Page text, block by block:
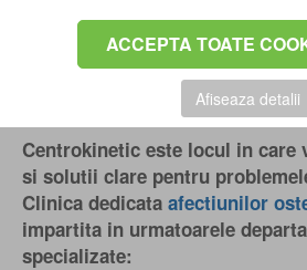
ACCEPTA TOATE
Afiseaza detalii
Centrokinetic este locul in care
si solutii clare pentru
Clinica dedicata afectiunilor
impartita in urmatoarele
specializate: